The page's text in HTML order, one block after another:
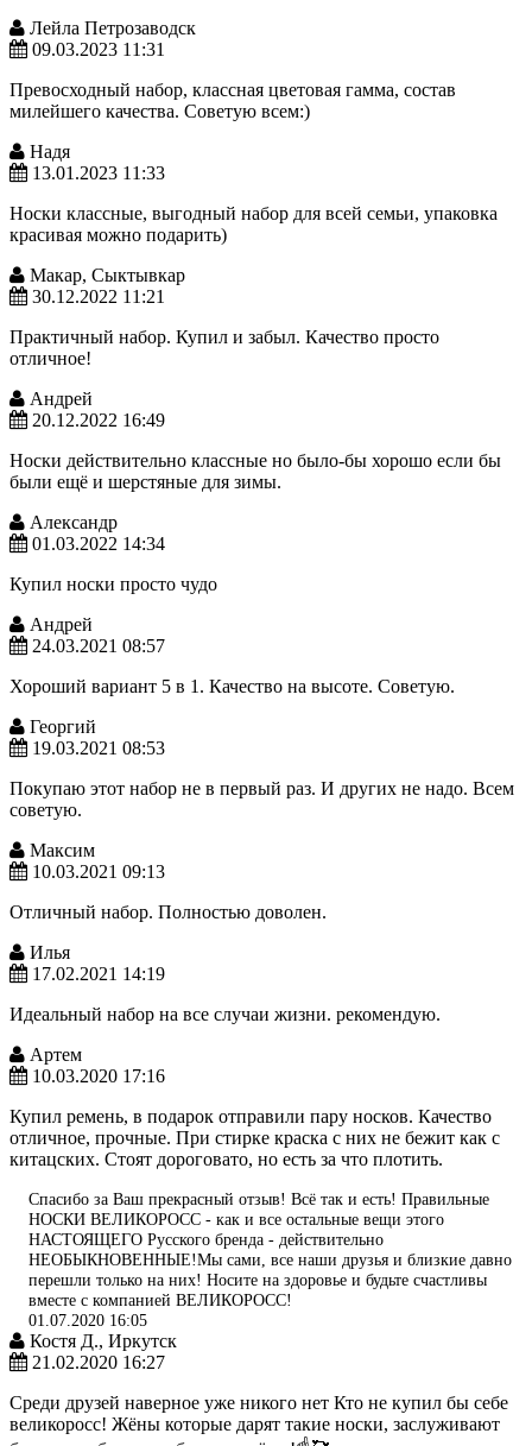
Лейла Петрозаводск
09.03.2023 11:31
Превосходный набор, классная цветовая гамма, состав
милейшего качества. Советую всем:)
Надя
13.01.2023 11:33
Носки классные, выгодный набор для всей семьи, упаковка
красивая можно подарить)
Макар, Сыктывкар
30.12.2022 11:21
Практичный набор. Купил и забыл. Качество просто
отличное!
Андрей
20.12.2022 16:49
Носки действительно классные но было-бы хорошо если бы
были ещё и шерстяные для зимы.
Александр
01.03.2022 14:34
Купил носки просто чудо
Андрей
24.03.2021 08:57
Хороший вариант 5 в 1. Качество на высоте. Советую.
Георгий
19.03.2021 08:53
Покупаю этот набор не в первый раз. И других не надо. Всем
советую.
Максим
10.03.2021 09:13
Отличный набор. Полностью доволен.
Илья
17.02.2021 14:19
Идеальный набор на все случаи жизни. рекомендую.
Артем
10.03.2020 17:16
Купил ремень, в подарок отправили пару носков. Качество
отличное, прочные. При стирке краска с них не бежит как с
китацских. Стоят дороговато, но есть за что плотить.
Спасибо за Ваш прекрасный отзыв! Всё так и есть! Правильные
НОСКИ ВЕЛИКОРОСС - как и все остальные вещи этого
НАСТОЯЩЕГО Русского бренда - действительно
НЕОБЫКНОВЕННЫЕ!Мы сами, все наши друзья и близкие давно
перешли только на них! Носите на здоровье и будьте счастливы
вместе с компанией ВЕЛИКОРОСС!
01.07.2020 16:05
Костя Д., Иркутск
21.02.2020 16:27
Среди друзей наверное уже никого нет Кто не купил бы себе
великоросс! Жёны которые дарят такие носки, заслуживают